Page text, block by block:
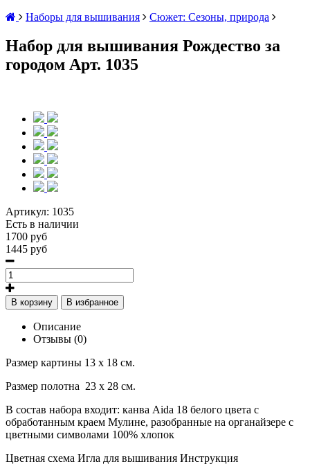
Наборы для вышивания Сюжет: Сезоны, природа
Набор для вышивания Рождество за
городом Арт. 1035
Артикул: 1035
Есть в наличии
1700 руб
1445 руб
В корзину В избранное
Описание
Отзывы (0)
Размер картины 13 х 18 см.
Размер полотна 23 х 28 см.
В состав набора входит: канва Aida 18 белого цвета с
обработанным краем Мулине, разобранные на органайзере с
цветными символами 100% хлопок
Цветная схема Игла для вышивания Инструкция